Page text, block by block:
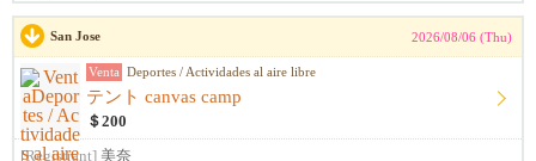
San Jose 2026/08/06 (Thu)
Venta Deportes / Actividades al aire libre
テント canvas camp
＄200
[Registrant] 美奈